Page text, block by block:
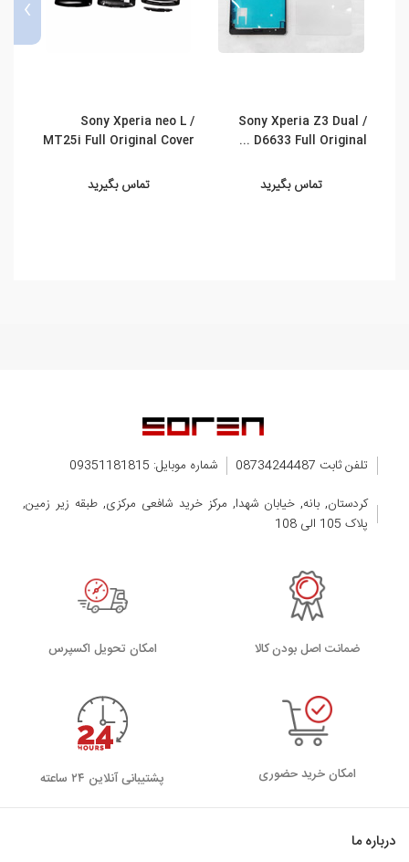
Sony Xperia Z3 Dual /
D6633 Full Original ...
تماس بگیرید
Sony Xperia neo L /
MT25i Full Original Cover
تماس بگیرید
›
تلفن ثابت 08734244487
شماره موبایل: 09351181815
کردستان, بانه, خیابان شهدا, مرکز خرید شافعی مرکزی, طبقه زیر زمین,
پلاک 105 الی 108
ضمانت اصل بودن کالا اﻣﮑﺎن ﺗﺤﻮﯾﻞ اﮐﺴﭙﺮس
امکان خرید حضوری پشتیبانی آنلاین ۲۴ ساعته
درباره ما